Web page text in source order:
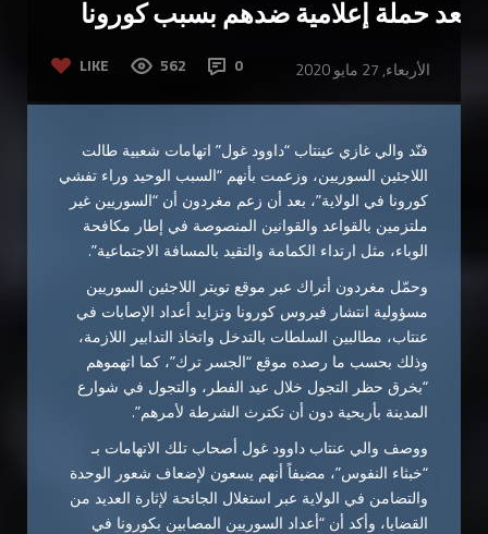
بعد حملة إعلامية ضدهم بسبب كورونا
LIKE 562 0 الأربعاء, 27 مايو 2020
فنّد والي غازي عينتاب “داوود غول” اتهامات شعبية طالت
اللاجئين السوريين، وزعمت بأنهم “السبب الوحيد وراء تفشي
كورونا في الولاية”، بعد أن زعم مغردون أن “السوريين غير
ملتزمين بالقواعد والقوانين المنصوصة في إطار مكافحة
الوباء، مثل ارتداء الكمامة والتقيد بالمسافة الاجتماعية”.
وحمّل مغردون أتراك عبر موقع تويتر اللاجئين السوريين
مسؤولية انتشار فيروس كورونا وتزايد أعداد الإصابات في
عنتاب، مطالبين السلطات بالتدخل واتخاذ التدابير اللازمة،
وذلك بحسب ما رصده موقع “الجسر ترك”، كما اتهموهم
“بخرق حظر التجول خلال عيد الفطر، والتجول في شوارع
المدينة بأريحية دون أن تكترث الشرطة لأمرهم”.
ووصف والي عنتاب داوود غول أصحاب تلك الاتهامات بـ
“خبثاء النفوس”، مضيفاً أنهم يسعون لإضعاف شعور الوحدة
والتضامن في الولاية عبر استغلال الجائحة لإثارة العديد من
القضايا، وأكد أن “أعداد السوريين المصابين بكورونا في